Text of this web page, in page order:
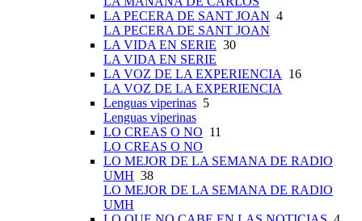
LA PECERA DE SANT JOAN 4
LA PECERA DE SANT JOAN
LA VIDA EN SERIE 30
LA VIDA EN SERIE
LA VOZ DE LA EXPERIENCIA
16
LA VOZ DE LA EXPERIENCIA
Lenguas viperinas 5
Lenguas viperinas
LO CREAS O NO 11
LO CREAS O NO
LO MEJOR DE LA SEMANA DE RADIO
UMH 38
LO MEJOR DE LA SEMANA DE RADIO
UMH